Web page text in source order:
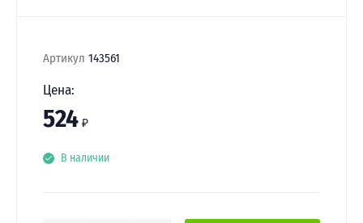
Артикул 143561
Цена:
524 ₽
В наличии